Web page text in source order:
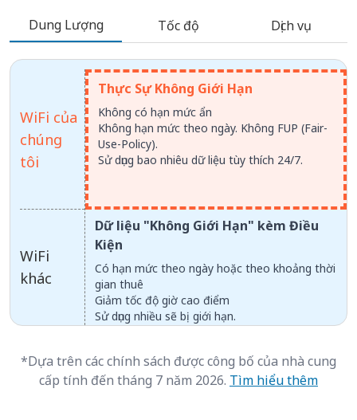
Dung Lượng Tốc độ Dịch vụ
WiFi của
chúng
tôi
WiFi
khác
Thực Sự Không Giới Hạn
Không có hạn mức ẩn
Không hạn mức theo ngày. Không FUP (Fair-
Use-Policy).
Sử dụng bao nhiêu dữ liệu tùy thích 24/7.
Dữ liệu "Không Giới Hạn" kèm Điều
Kiện
Có hạn mức theo ngày hoặc theo khoảng thời
gian thuê
Giảm tốc độ giờ cao điểm
Sử dụng nhiều sẽ bị giới hạn.
*Dựa trên các chính sách được công bố của nhà cung
cấp tính đến tháng 7 năm 2026. Tìm hiểu thêm